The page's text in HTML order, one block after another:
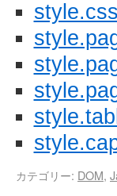
カテゴリー: DOM,